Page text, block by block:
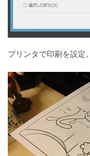
プリンタで印刷を設定。